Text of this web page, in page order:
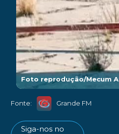
Foto reprodução/Mecum
Fonte: Grande FM
Siga-nos no